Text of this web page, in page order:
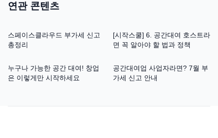
연관 콘텐츠
스페이스클라우드 부가세 신고
총정리
[시작스쿨] 6. 공간대여 호스트라
면 꼭 알아야 할 법과 정책
누구나 가능한 공간 대여! 창업
은 이렇게만 시작하세요
공간대여업 사업자라면? 7월 부
가세 신고 안내